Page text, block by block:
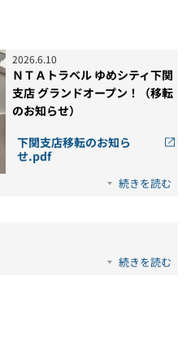
2026.6.10
ＮＴＡトラベル ゆめシティ下関
支店 グランドオープン！（移転
のお知らせ）
下関支店移転のお知ら
せ.pdf
続きを読む
続きを読む